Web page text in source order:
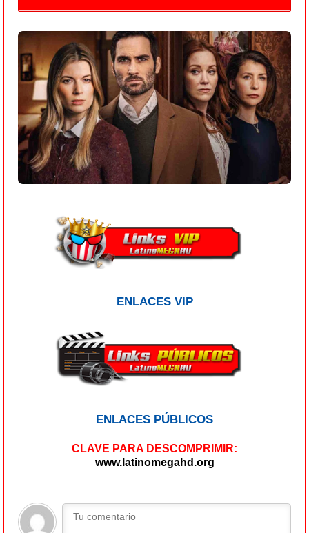
ENLACES VIP
ENLACES PÚBLICOS
CLAVE PARA DESCOMPRIMIR:
www.latinomegahd.org